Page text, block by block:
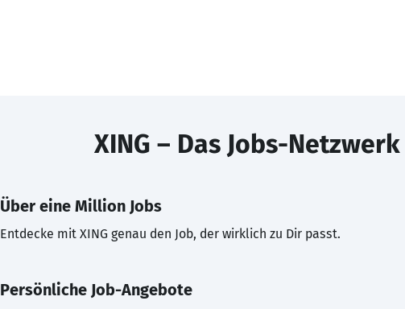
XING – Das Jobs-Netzwerk
Über eine Million Jobs
Entdecke mit XING genau den Job, der wirklich zu Dir passt.
Persönliche Job-Angebote